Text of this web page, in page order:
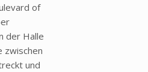
of
der Halle
zwischen
und